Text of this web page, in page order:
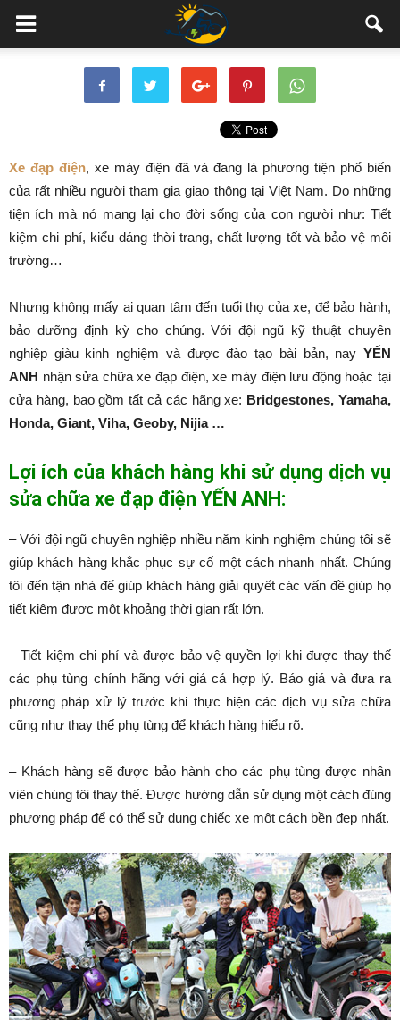
Xe đạp điện, xe máy điện đã và đang là phương tiện phổ biến
của rất nhiều người tham gia giao thông tại Việt Nam. Do những
tiện ích mà nó mang lại cho đời sống của con người như: Tiết
kiệm chi phí, kiểu dáng thời trang, chất lượng tốt và bảo vệ môi
trường…
Nhưng không mấy ai quan tâm đến tuổi thọ của xe, để bảo hành,
bảo dưỡng định kỳ cho chúng. Với đội ngũ kỹ thuật chuyên
nghiệp giàu kinh nghiệm và được đào tạo bài bản, nay YẾN
ANH nhận sửa chữa xe đạp điện, xe máy điện lưu động hoặc tại
cửa hàng, bao gồm tất cả các hãng xe: Bridgestones, Yamaha,
Honda, Giant, Viha, Geoby, Nijia …
Lợi ích của khách hàng khi sử dụng dịch vụ
sửa chữa xe đạp điện YẾN ANH:
– Với đội ngũ chuyên nghiệp nhiều năm kinh nghiệm chúng tôi sẽ
giúp khách hàng khắc phục sự cố một cách nhanh nhất. Chúng
tôi đến tận nhà để giúp khách hàng giải quyết các vấn đề giúp họ
tiết kiệm được một khoảng thời gian rất lớn.
– Tiết kiệm chi phí và được bảo vệ quyền lợi khi được thay thế
các phụ tùng chính hãng với giá cả hợp lý. Báo giá và đưa ra
phương pháp xử lý trước khi thực hiện các dịch vụ sửa chữa
cũng như thay thế phụ tùng để khách hàng hiểu rõ.
– Khách hàng sẽ được bảo hành cho các phụ tùng được nhân
viên chúng tôi thay thế. Được hướng dẫn sử dụng một cách đúng
phương pháp để có thể sử dụng chiếc xe một cách bền đẹp nhất.